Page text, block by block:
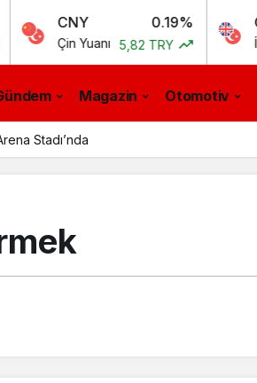
0.19%
Yuanı 5,82 TRY
GBP
İngiliz
Magazin Otomotiv
Stadı’nda